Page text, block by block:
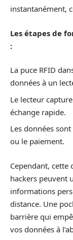
instantanément,
Les étapes de
:
La puce RFID
données à un
Le lecteur
échange rapide.
Les données
ou le paiement.
Cependant,
hackers peuvent
informations
distance. Une
barrière qui
vos données à